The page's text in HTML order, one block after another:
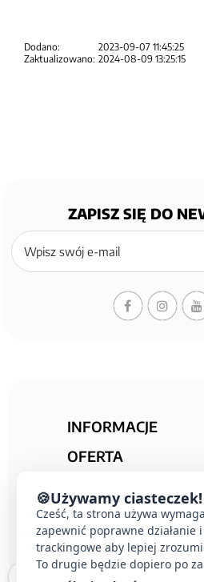
Dodano:
2023-09-07 11:45:25
Zaktualizowano: 2024-08-09 13:25:15
ZAPISZ SIĘ DO
Zapisz
się
newslettera
INFORMACJE
OFERTA
KONTAKT
🍪Używamy ciasteczek!
Cześć, ta strona używa
zapewnić poprawne działanie
trackingowe aby lepiej
To drugie będzie dopiero po